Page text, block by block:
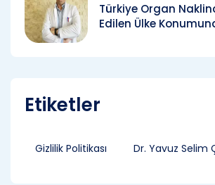
Türkiye Organ
Edilen Ülke
Etiketler
Gizlilik Politikası Dr. Yavuz Selim